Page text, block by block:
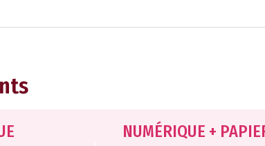
NUMÉRIQUE +